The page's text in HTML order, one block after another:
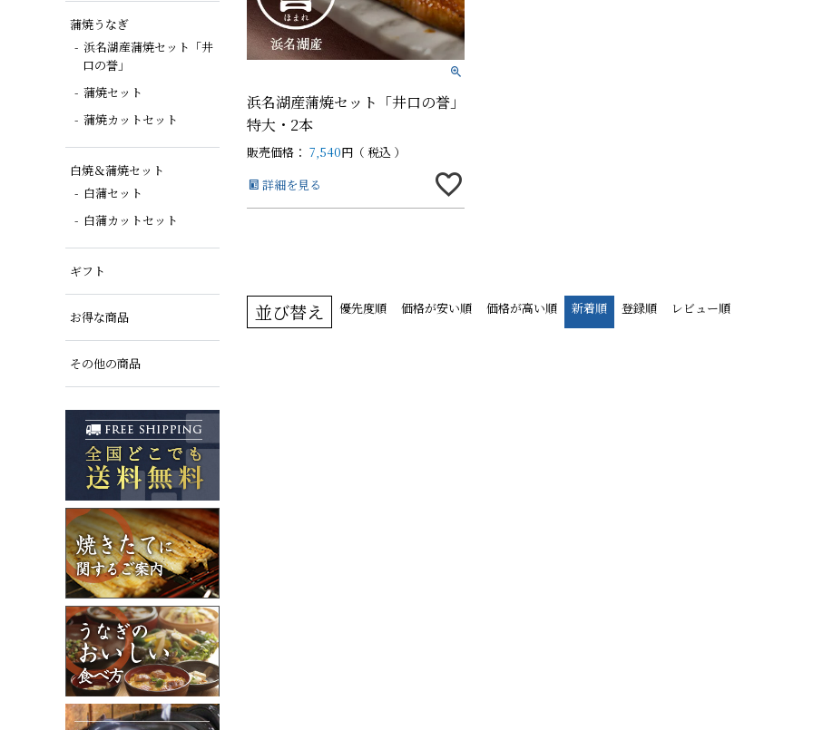
蒲焼うなぎ
浜名湖産蒲焼セット「井
口の誉」
蒲焼セット
蒲焼カットセット
白焼＆蒲焼セット
白蒲セット
白蒲カットセット
ギフト
お得な商品
その他の商品
浜名湖産蒲焼セット「井口の誉」
特大・2本
販売価格： 7,540
税込
詳細を見る
並び替え 優先度順 価格が安い順 価格が高い順 新着順 登録順 レビュー順